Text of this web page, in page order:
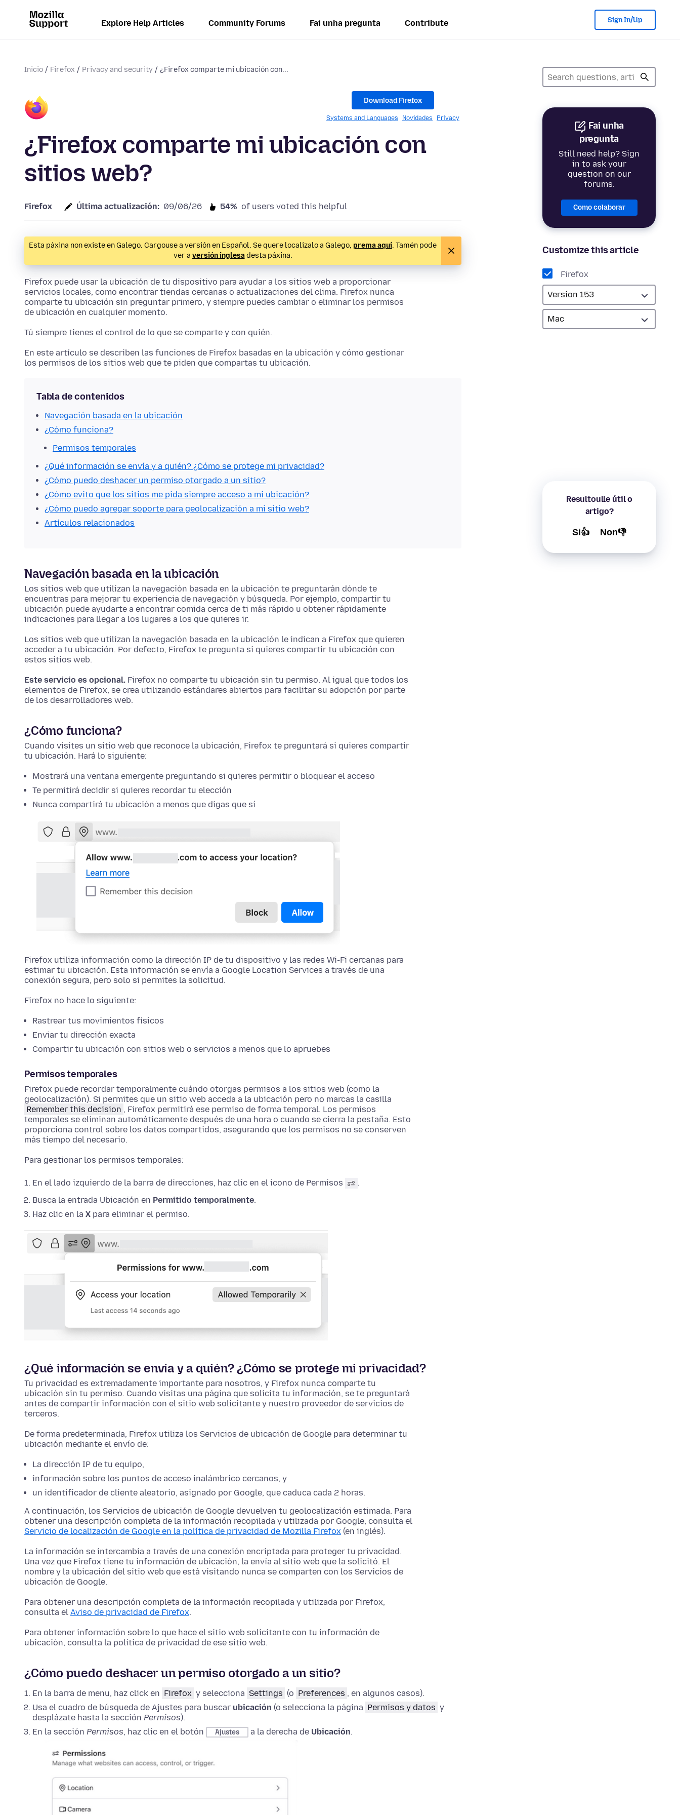
Explore Help Articles Community Forums Fai unha pregunta Contribute Sign In/Up
Inicio Firefox Privacy and security ¿Firefox comparte mi ubicación con...
Fai unha
pregunta
Still need help? Sign
in to ask your
question on our
forums.
Como colaborar
Customize this article
Firefox
Resultoulle útil o
artigo?
Si👍 Non👎
Download Firefox
Systems and Languages Novidades Privacy
¿Firefox comparte mi ubicación con
sitios web?
Firefox Última actualización: 09/06/26 54% of users voted this helpful
Esta páxina non existe en Galego. Cargouse a versión en Español. Se quere localizalo a Galego, prema aquí. Tamén pode
ver a versión inglesadesta páxina.
Firefox puede usar la ubicación de tu dispositivo para ayudar a los sitios web a proporcionar
servicios locales, como encontrar tiendas cercanas o actualizaciones del clima. Firefox nunca
comparte tu ubicación sin preguntar primero, y siempre puedes cambiar o eliminar los permisos
de ubicación en cualquier momento.
Tú siempre tienes el control de lo que se comparte y con quién.
En este artículo se describen las funciones de Firefox basadas en la ubicación y cómo gestionar
los permisos de los sitios web que te piden que compartas tu ubicación.
Tabla de contenidos
Navegación basada en la ubicación
¿Cómo funciona?
Permisos temporales
¿Qué información se envía y a quién? ¿Cómo se protege mi privacidad?
¿Cómo puedo deshacer un permiso otorgado a un sitio?
¿Cómo evito que los sitios me pida siempre acceso a mi ubicación?
¿Cómo puedo agregar soporte para geolocalización a mi sitio web?
Artículos relacionados
Navegación basada en la ubicación
Los sitios web que utilizan la navegación basada en la ubicación te preguntarán dónde te
encuentras para mejorar tu experiencia de navegación y búsqueda. Por ejemplo, compartir tu
ubicación puede ayudarte a encontrar comida cerca de ti más rápido u obtener rápidamente
indicaciones para llegar a los lugares a los que quieres ir.
Los sitios web que utilizan la navegación basada en la ubicación le indican a Firefox que quieren
acceder a tu ubicación. Por defecto, Firefox te pregunta si quieres compartir tu ubicación con
estos sitios web.
Este servicio es opcional. Firefox no comparte tu ubicación sin tu permiso. Al igual que todos los
elementos de Firefox, se crea utilizando estándares abiertos para facilitar su adopción por parte
de los desarrolladores web.
¿Cómo funciona?
Cuando visites un sitio web que reconoce la ubicación, Firefox te preguntará si quieres compartir
tu ubicación. Hará lo siguiente:
Mostrará una ventana emergente preguntando si quieres permitir o bloquear el acceso
Te permitirá decidir si quieres recordar tu elección
Nunca compartirá tu ubicación a menos que digas que sí
Firefox utiliza información como la dirección IP de tu dispositivo y las redes Wi-Fi cercanas para
estimar tu ubicación. Esta información se envía a Google Location Services a través de una
conexión segura, pero solo si permites la solicitud.
Firefox no hace lo siguiente:
Rastrear tus movimientos físicos
Enviar tu dirección exacta
Compartir tu ubicación con sitios web o servicios a menos que lo apruebes
Permisos temporales
Firefox puede recordar temporalmente cuándo otorgas permisos a los sitios web (como la
geolocalización). Si permites que un sitio web acceda a la ubicación pero no marcas la casilla
Remember this decision , Firefox permitirá ese permiso de forma temporal. Los permisos
temporales se eliminan automáticamente después de una hora o cuando se cierra la pestaña. Esto
proporciona control sobre los datos compartidos, asegurando que los permisos no se conserven
más tiempo del necesario.
Para gestionar los permisos temporales:
En el lado izquierdo de la barra de direcciones, haz clic en el icono de Permisos
.
Busca la entrada Ubicación en Permitido temporalmente.
Haz clic en la X para eliminar el permiso.
¿Qué información se envía y a quién? ¿Cómo se protege mi privacidad?
Tu privacidad es extremadamente importante para nosotros, y Firefox nunca comparte tu
ubicación sin tu permiso. Cuando visitas una página que solicita tu información, se te preguntará
antes de compartir información con el sitio web solicitante y nuestro proveedor de servicios de
terceros.
De forma predeterminada, Firefox utiliza los Servicios de ubicación de Google para determinar tu
ubicación mediante el envío de:
La dirección IP de tu equipo,
información sobre los puntos de acceso inalámbrico cercanos, y
un identificador de cliente aleatorio, asignado por Google, que caduca cada 2 horas.
A continuación, los Servicios de ubicación de Google devuelven tu geolocalización estimada. Para
obtener una descripción completa de la información recopilada y utilizada por Google, consulta el
Servicio de localización de Google en la política de privacidad de Mozilla Firefox (en inglés).
La información se intercambia a través de una conexión encriptada para proteger tu privacidad.
Una vez que Firefox tiene tu información de ubicación, la envía al sitio web que la solicitó. El
nombre y la ubicación del sitio web que está visitando nunca se comparten con los Servicios de
ubicación de Google.
Para obtener una descripción completa de la información recopilada y utilizada por Firefox,
consulta el Aviso de privacidad de Firefox.
Para obtener información sobre lo que hace el sitio web solicitante con tu información de
ubicación, consulta la política de privacidad de ese sitio web.
¿Cómo puedo deshacer un permiso otorgado a un sitio?
En la barra de menu, haz click en Firefox y selecciona Settings (o Preferences , en algunos casos).
Usa el cuadro de búsqueda de Ajustes para buscar ubicación (o selecciona la página Permisos y datos y
desplázate hasta la sección Permisos).
En la sección Permisos, haz clic en el botón Ajustes a la derecha de Ubicación.